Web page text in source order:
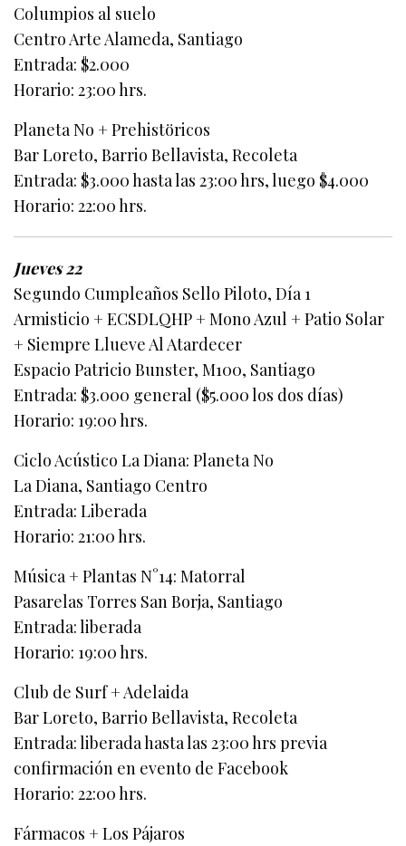
Columpios al suelo
Centro Arte Alameda, Santiago
Entrada: $2.000
Horario: 23:00 hrs.
Planeta No + Prehistöricos
Bar Loreto, Barrio Bellavista, Recoleta
Entrada: $3.000 hasta las 23:00 hrs, luego $4.000
Horario: 22:00 hrs.
Jueves 22
Segundo Cumpleaños Sello Piloto, Día 1
Armisticio + ECSDLQHP + Mono Azul + Patio Solar
+ Siempre Llueve Al Atardecer
Espacio Patricio Bunster, M100, Santiago
Entrada: $3.000 general ($5.000 los dos días)
Horario: 19:00 hrs.
Ciclo Acústico La Diana: Planeta No
La Diana, Santiago Centro
Entrada: Liberada
Horario: 21:00 hrs.
Música + Plantas N°14: Matorral
Pasarelas Torres San Borja, Santiago
Entrada: liberada
Horario: 19:00 hrs.
Club de Surf + Adelaida
Bar Loreto, Barrio Bellavista, Recoleta
Entrada: liberada hasta las 23:00 hrs previa
confirmación en evento de Facebook
Horario: 22:00 hrs.
Fármacos + Los Pájaros